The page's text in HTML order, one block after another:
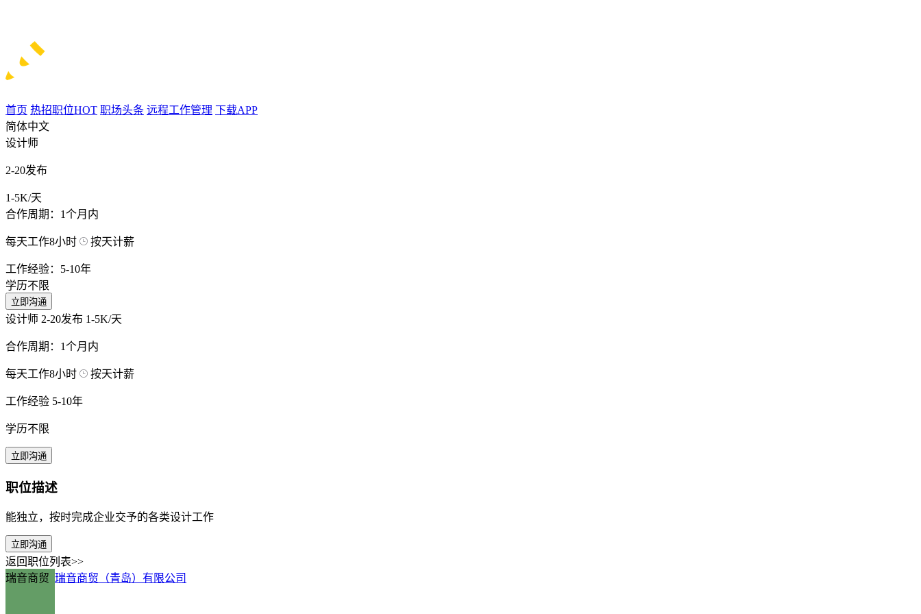
首页 热招职位HOT 职场头条 远程工作管理 下载APP
简体中文
设计师
2-20发布
1-5K/天
合作周期：1个月内
每天工作8小时 按天计薪
工作经验：5-10年
学历不限
立即沟通
设计师 2-20发布 1-5K/天
合作周期：1个月内
每天工作8小时 按天计薪
工作经验 5-10年
学历不限
立即沟通
职位描述
能独立，按时完成企业交予的各类设计工作
立即沟通
返回职位列表>>
瑞音商贸 瑞音商贸（青岛）有限公司